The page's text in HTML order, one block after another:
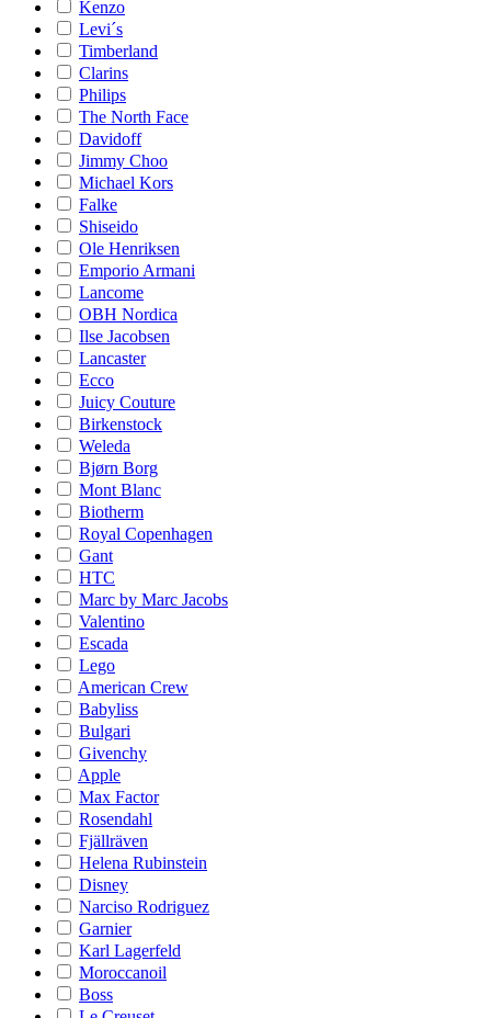
Kenzo
Levi´s
Timberland
Clarins
Philips
The North Face
Davidoff
Jimmy Choo
Michael Kors
Falke
Shiseido
Ole Henriksen
Emporio Armani
Lancome
OBH Nordica
Ilse Jacobsen
Lancaster
Ecco
Juicy Couture
Birkenstock
Weleda
Bjørn Borg
Mont Blanc
Biotherm
Royal Copenhagen
Gant
HTC
Marc by Marc Jacobs
Valentino
Escada
Lego
American Crew
Babyliss
Bulgari
Givenchy
Apple
Max Factor
Rosendahl
Fjällräven
Helena Rubinstein
Disney
Narciso Rodriguez
Garnier
Karl Lagerfeld
Moroccanoil
Boss